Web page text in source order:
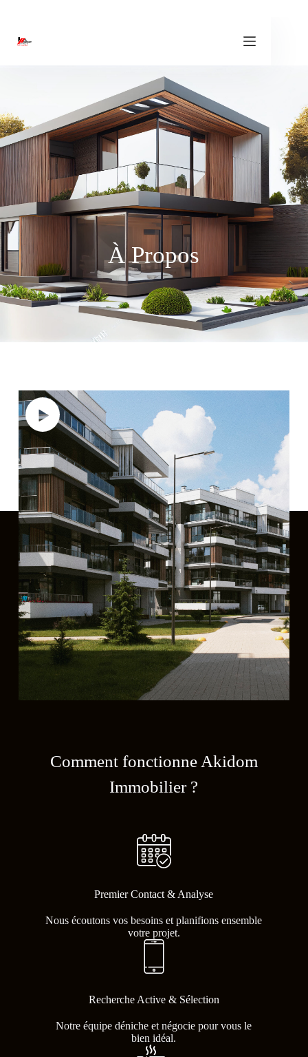
À Propos
Comment fonctionne Akidom
Immobilier ?
Premier Contact & Analyse
Nous écoutons vos besoins et planifions ensemble
votre projet.
Recherche Active & Sélection
Notre équipe déniche et négocie pour vous le
bien idéal.